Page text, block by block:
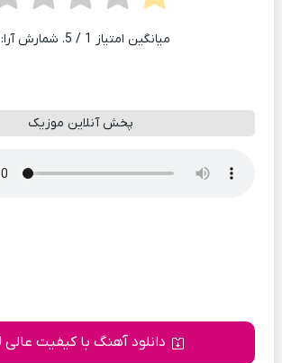
میانگین امتیاز 1 / 5. شمارش آرا:
پخش آنلاین موزیک
دانلود آهنگ با کیفیت عالی 320